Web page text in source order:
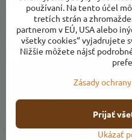
Chcem sa prihlásiť k
Kontakty
Otváracie hodiny
používaní. Na tento účel
tretích strán a
partnerom v EÚ, USA alebo
všetky cookies“ vyjadrujete
Nižšie môžete nájsť
Zásady
Ukázať
Prijať